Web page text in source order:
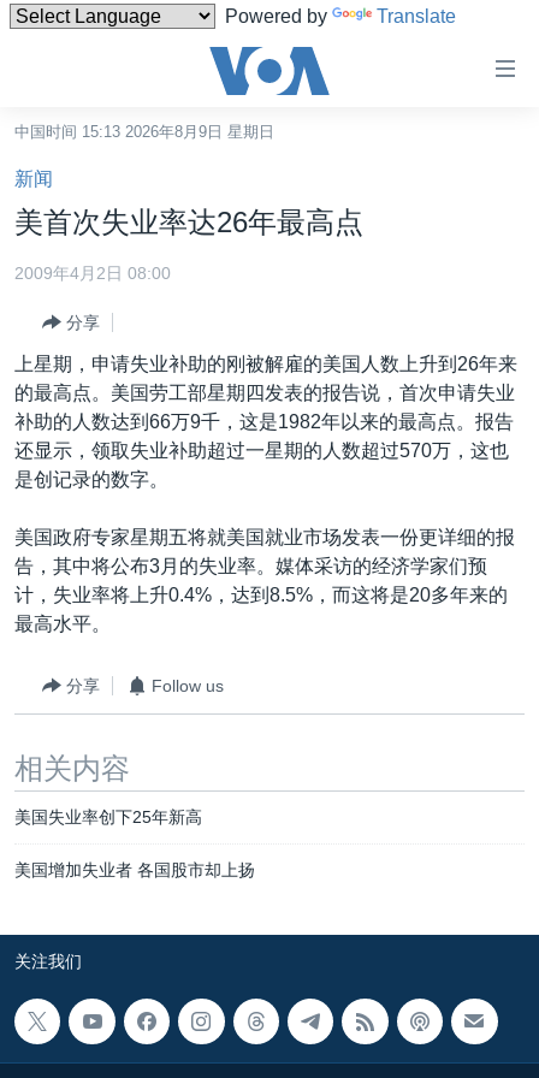
Powered by Translate
碍
链
接
跳
转
到
航
跳
到
检
港澳
国际
最新国际新闻
印太
欧洲
非洲
美洲
全球议题
分类新闻
经济·金融·贸易
科教·文娱·体健
军事
劳工
环境
美中关系
白宫要闻
国会报道
美中关系
美国建国250周年
埃博拉疫情
美国之音专访
重要讲话与声明
关注西藏
GEN Z 看美国
VOA视频
VOA今日焦点
中文广播
关注我们
其他语言网站
中国时间 15:13 2026年8月9日 星期日
新闻
美首次失业率达26年最高点
2009年4月2日 08:00
分享
上星期，申请失业补助的刚被解雇的美国人数上升到26年来
的最高点。美国劳工部星期四发表的报告说，首次申请失业
补助的人数达到66万9千，这是1982年以来的最高点。报告
还显示，领取失业补助超过一星期的人数超过570万，这也
是创记录的数字。
美国政府专家星期五将就美国就业市场发表一份更详细的报
告，其中将公布3月的失业率。媒体采访的经济学家们预
计，失业率将上升0.4%，达到8.5%，而这将是20多年来的
最高水平。
分享 Follow us
相关内容
美国失业率创下25年新高
美国增加失业者 各国股市却上扬
关注我们